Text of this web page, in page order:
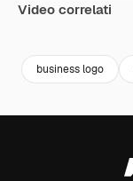
Video correlati
business logo